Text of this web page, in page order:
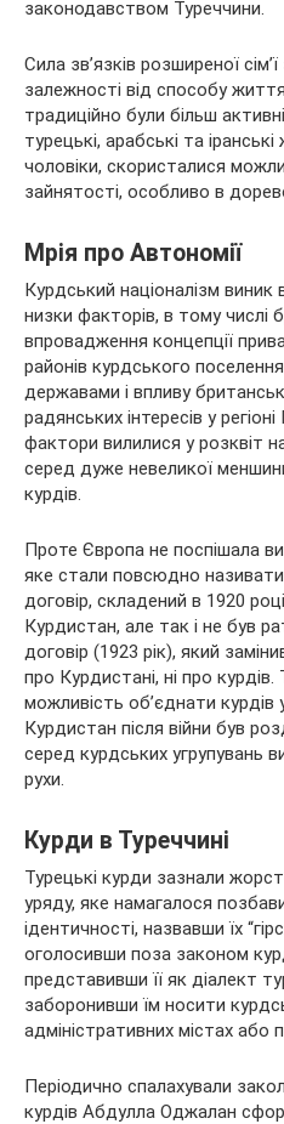
законодавством Туреччини.
Сила зв’язків розширеної
залежності від способу
традиційно були більш
турецькі, арабські та
чоловіки, скористалися
зайнятості, особливо в
Мрія про Автономії
Курдський націоналізм виник
низки факторів, в тому числі
впровадження концепції
районів курдського
державами і впливу
радянських інтересів у
фактори вилилися у розквіт
серед дуже невеликої
курдів.
Проте Європа не поспішала
яке стали повсюдно
договір, складений в 1920
Курдистан, але так і не був
договір (1923 рік), який
про Курдистані, ні про
можливість об’єднати курдів
Курдистан після війни був
серед курдських угрупувань
рухи.
Курди в Туреччині
Турецькі курди зазнали
уряду, яке намагалося
ідентичності, назвавши їх
оголосивши поза законом
представивши її як діалект
заборонивши їм носити
адміністративних містах або
Періодично спалахували
курдів Абдулла Оджалан